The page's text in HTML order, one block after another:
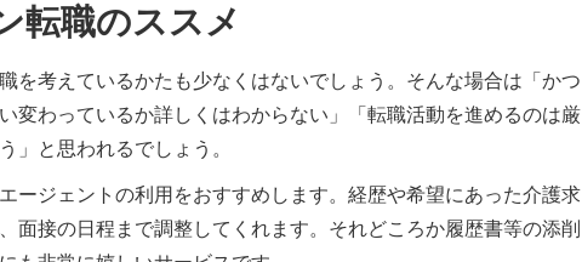
転職のススメ
を考えているかたも少なくはないでしょう。そんな場合は「かつ
変わっているか詳しくはわからない」「転職活動を進めるのは厳
」と思われるでしょう。
ージェントの利用をおすすめします。経歴や希望にあった介護求
面接の日程まで調整してくれます。それどころか履歴書等の添削